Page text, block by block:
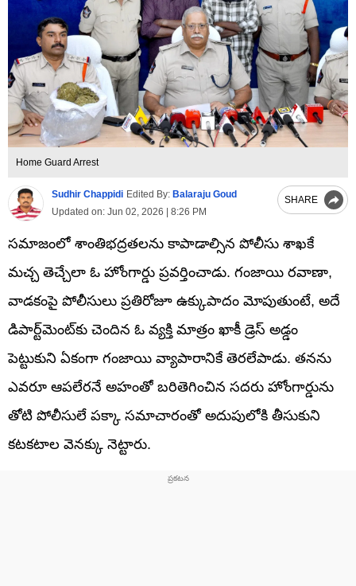
Home Guard Arrest
Sudhir Chappidi Edited By: Balaraju Goud
Updated on: Jun 02, 2026 | 8:26 PM
SHARE
సమాజంలో శాంతిభద్రతలను కాపాడాల్సిన పోలీసు శాఖకే
మచ్చ తెచ్చేలా ఓ హోంగార్డు ప్రవర్తించాడు. గంజాయి రవాణా,
వాడకంపై పోలీసులు ప్రతిరోజూ ఉక్కుపాదం మోపుతుంటే, అదే
డిపార్ట్‌మెంట్‌కు చెందిన ఓ వ్యక్తి మాత్రం ఖాకీ డ్రెస్ అడ్డం
పెట్టుకుని ఏకంగా గంజాయి వ్యాపారానికే తెరలేపాడు. తనను
ఎవరూ ఆపలేరనే అహంతో బరితెగించిన సదరు హోంగార్డును
తోటి పోలీసులే పక్కా సమాచారంతో అదుపులోకి తీసుకుని
కటకటాల వెనక్కు నెట్టారు.